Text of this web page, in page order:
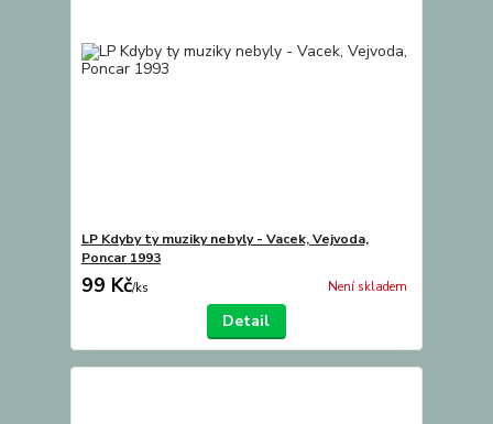
LP Kdyby ty muziky nebyly - Vacek, Vejvoda,
Poncar 1993
99 Kč/ks Není skladem
Detail